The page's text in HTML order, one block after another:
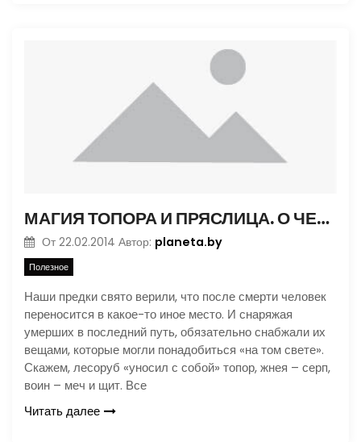
МАГИЯ ТОПОРА И ПРЯСЛИЦА. О ЧЕМ РАССКАЖУТ ВЕЩИ ИЗ КУРГАНОВ?
От 22.02.2014 Автор: planeta.by
Полезное
Наши предки свято верили, что после смерти человек
переносится в какое-то иное место. И снаряжая
умерших в последний путь, обязательно снабжали их
вещами, которые могли понадобиться «на том свете».
Скажем, лесоруб «уносил с собой» топор, жнея – серп,
воин – меч и щит. Все
Читать далее